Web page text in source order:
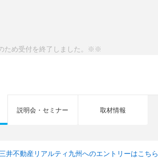
ため受付を終了しました。※※
説明会・セミナー 取材情報
三井不動産リアルティ九州へのエントリーはこちら